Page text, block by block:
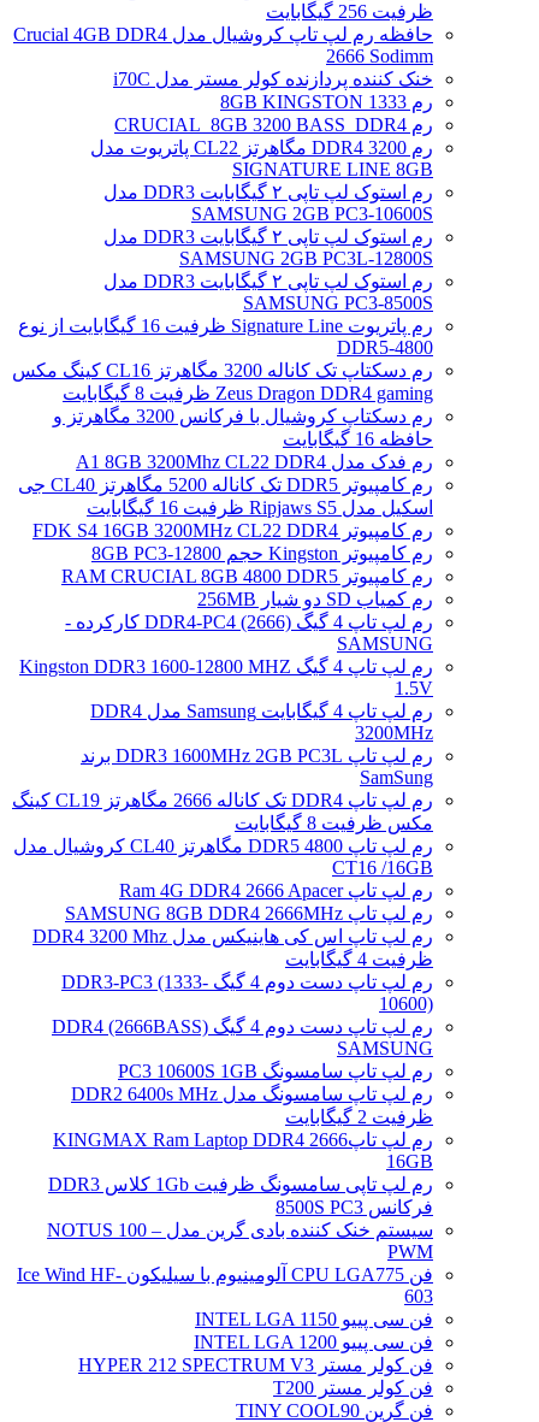
ظرفیت 256 گیگابایت
حافظه رم لپ تاپ کروشیال مدل Crucial 4GB DDR4
2666 Sodimm
خنک کننده پردازنده کولر مستر مدل i70C
رم 1333 8GB KINGSTON
رم CRUCIAL_8GB 3200 BASS_DDR4
رم DDR4 3200 مگاهرتز CL22 پاتریوت مدل
SIGNATURE LINE 8GB
رم استوک لپ تاپی ۲ گیگابایت DDR3 مدل
SAMSUNG 2GB PC3-10600S
رم استوک لپ تاپی ۲ گیگابایت DDR3 مدل
SAMSUNG 2GB PC3L-12800S
رم استوک لپ تاپی ۲ گیگابایت DDR3 مدل
SAMSUNG PC3-8500S
رم پاتریوت Signature Line ظرفیت 16 گیگابایت از نوع
DDR5-4800
رم دسکتاپ تک کاناله 3200 مگاهرتز CL16 کینگ مکس
Zeus Dragon DDR4 gaming ظرفیت 8 گیگابایت
رم دسکتاپ کروشیال با فرکانس 3200 مگاهرتز و
حافظه 16 گیگابایت
رم فدک مدل A1 8GB 3200Mhz CL22 DDR4
رم کامپیوتر DDR5 تک کاناله 5200 مگاهرتز CL40 جی
اسکیل مدل Ripjaws S5 ظرفیت 16 گیگابایت
رم کامپیوتر FDK S4 16GB 3200MHz CL22 DDR4
رم کامپیوتر Kingston حجم 8GB PC3-12800
رم کامپیوتر RAM CRUCIAL 8GB 4800 DDR5
رم کمیاب SD دو شیار 256MB
رم لپ تاپ 4 گیگ DDR4-PC4 (2666) کارکرده -
SAMSUNG
رم لپ تاپ 4 گیگ Kingston DDR3 1600-12800 MHZ
1.5V
رم لپ تاپ 4 گیگابایت Samsung مدل DDR4
3200MHz
رم لپ تاپ DDR3 1600MHz 2GB PC3L برند
SamSung
رم لپ تاپ DDR4 تک کاناله 2666 مگاهرتز CL19 کینگ
مکس ظرفیت 8 گیگابایت
رم لپ تاپ DDR5 4800 مگاهرتز CL40 کروشیال مدل
CT16 /16GB
رم لپ تاپ Ram 4G DDR4 2666 Apacer
رم لپ تاپ SAMSUNG 8GB DDR4 2666MHz
رم لپ تاپ اس کی هاینیکس مدل DDR4 3200 Mhz
ظرفیت 4 گیگابایت
رم لپ تاپ دست دوم 4 گیگ DDR3-PC3 (1333-
10600)
رم لپ تاپ دست دوم 4 گیگ DDR4 (2666BASS)
SAMSUNG
رم لپ تاپ سامسونگ PC3 10600S 1GB
رم لپ تاپ سامسونگ مدل DDR2 6400s MHz
ظرفیت 2 گیگابایت
رم لپ تاپ2666 KINGMAX Ram Laptop DDR4
16GB
رم لپ تاپی سامسونگ ظرفیت 1Gb کلاس DDR3
فرکانس 8500S PC3
سیستم خنک کننده بادی گرین مدل NOTUS 100 –
PWM
فن CPU LGA775 آلومینیوم با سیلیکون Ice Wind HF-
603
فن سی پییو INTEL LGA 1150
فن سی پییو INTEL LGA 1200
فن کولر مستر HYPER 212 SPECTRUM V3
فن کولر مستر T200
فن گرین TINY COOL90